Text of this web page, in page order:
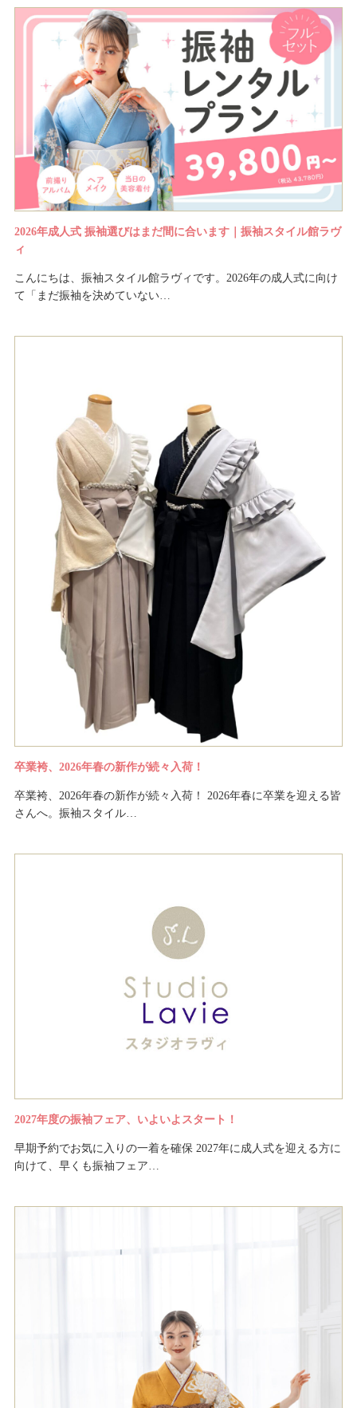
2026年成人式 振袖選びはまだ間に合います｜振袖スタイル館ラヴ
ィ
こんにちは、振袖スタイル館ラヴィです。2026年の成人式に向け
て「まだ振袖を決めていない…
卒業袴、2026年春の新作が続々入荷！
卒業袴、2026年春の新作が続々入荷！ 2026年春に卒業を迎える皆
さんへ。振袖スタイル…
2027年度の振袖フェア、いよいよスタート！
早期予約でお気に入りの一着を確保 2027年に成人式を迎える方に
向けて、早くも振袖フェア…